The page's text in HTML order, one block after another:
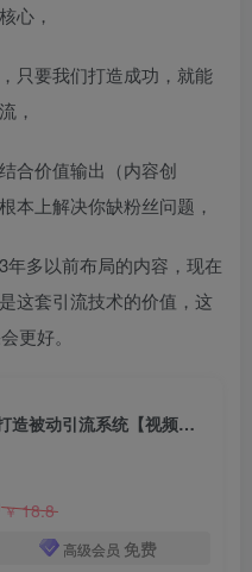
心，
只要我们打造成功，就能
，
合价值输出（内容创
本上解决你缺粉丝问题，
多以前布局的内容，现在
这套引流技术的价值，这
更好。
SEO搜索霸屏方案，手把手教你打造被动引流系统【视频课程】
￥18.8
高级会员 免费